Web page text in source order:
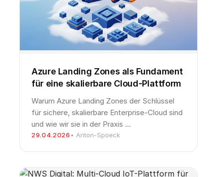
Azure Landing Zones als Fundament
für eine skalierbare Cloud-Plattform
Warum Azure Landing Zones der Schlüssel
für sichere, skalierbare Enterprise-Cloud sind
und wie wir sie in der Praxis …
29.04.2026 • Anton-Spoeck